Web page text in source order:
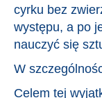
cyrku bez
występu, a po
nauczyć się
W
Celem tej